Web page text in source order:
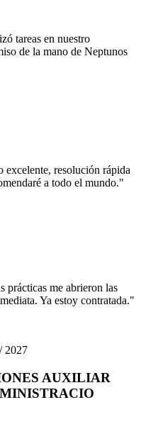
tareas en nuestro
de la mano de Neptunos
excelente, resolución rápida
a todo el mundo."
prácticas me abrieron las
Ya estoy contratada."
2027
AUXILIAR